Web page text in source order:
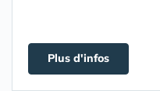
Plus d'infos